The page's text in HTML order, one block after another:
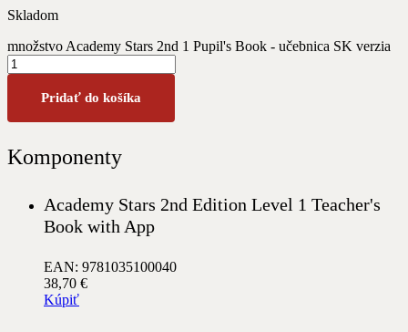
Skladom
množstvo Academy Stars 2nd 1 Pupil's Book - učebnica SK verzia
Pridať do košíka
Komponenty
Academy Stars 2nd Edition Level 1 Teacher's
Book with App
EAN: 9781035100040
38,70 €
Kúpiť